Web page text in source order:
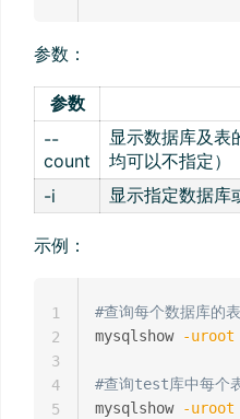
参数：
参数
--
count
显示数据库及表
均可以不指定）
-i
显示指定数据库
示例：
#查询每个数据库的
mysqlshow -uroot
#查询test库中每个
mysqlshow -uroot
1
2
3
4
5